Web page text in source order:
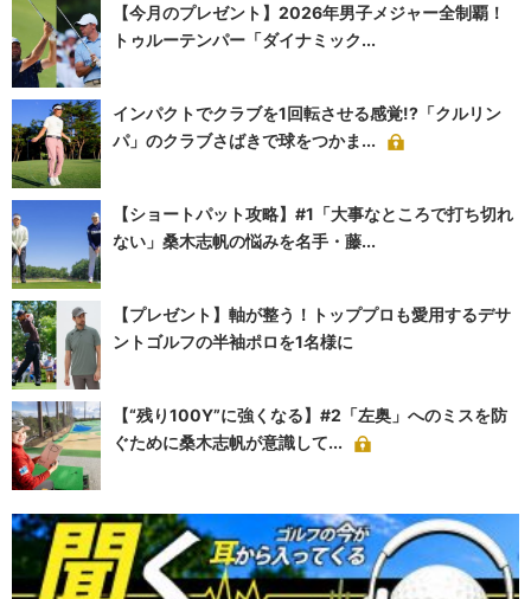
【今月のプレゼント】2026年男子メジャー全制覇！
トゥルーテンパー「ダイナミック...
インパクトでクラブを1回転させる感覚!?「クルリン
パ」のクラブさばきで球をつかま...
【ショートパット攻略】#1「大事なところで打ち切れ
ない」桑木志帆の悩みを名手・藤...
【プレゼント】軸が整う！トッププロも愛用するデサ
ントゴルフの半袖ポロを1名様に
【“残り100Y”に強くなる】#2「左奥」へのミスを防
ぐために桑木志帆が意識して...